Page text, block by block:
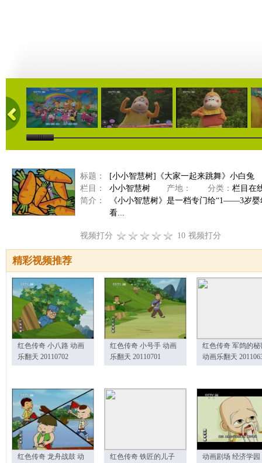
01:02 03:24 01:26
标题：
[小小智慧树]《大家一起来跳舞》小白兔
栏目：
小小智慧树 产地： 分类： 栏目在
简介：
《小小智慧树》是一档专门给“1——3岁
看...
视频打分 10 视频打分
精彩视频推荐
红色传奇 小八路 动画
乐翻天 20110702
红色传奇 小号手 动画
乐翻天 20110701
红色传奇 军鸽的秘
动画乐翻天
红色传奇 龙舟战鼓 动
红色传奇 铁匠的儿子
动画剧场 经济学园